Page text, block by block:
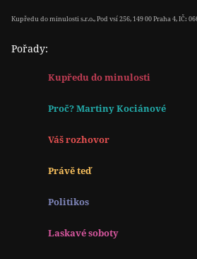
Kupředu do minulosti s.r.o., Pod vsí 256, 149 00 Praha 4, IČ:
Pořady:
Kupředu do minulosti
Proč? Martiny Kociánové
Váš rozhovor
Právě teď
Politikos
Laskavé soboty